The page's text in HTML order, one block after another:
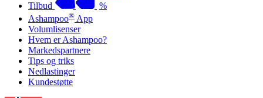
Tilbud
%
Ashampoo® App
Volumlisenser
Hvem er Ashampoo?
Markedspartnere
Tips og triks
Nedlastinger
Kundestøtte